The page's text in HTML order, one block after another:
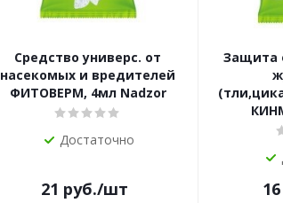
Средство универс. от
насекомых и вредителей
ФИТОВЕРМ, 4мл Nadzor
Достаточно
21 руб./шт
Защита
16